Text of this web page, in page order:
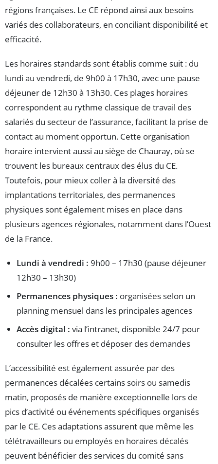
régions françaises. Le CE répond ainsi aux besoins
variés des collaborateurs, en conciliant disponibilité et
efficacité.
Les horaires standards sont établis comme suit : du
lundi au vendredi, de 9h00 à 17h30, avec une pause
déjeuner de 12h30 à 13h30. Ces plages horaires
correspondent au rythme classique de travail des
salariés du secteur de l’assurance, facilitant la prise de
contact au moment opportun. Cette organisation
horaire intervient aussi au siège de Chauray, où se
trouvent les bureaux centraux des élus du CE.
Toutefois, pour mieux coller à la diversité des
implantations territoriales, des permanences
physiques sont également mises en place dans
plusieurs agences régionales, notamment dans l’Ouest
de la France.
Lundi à vendredi : 9h00 – 17h30 (pause déjeuner
12h30 – 13h30)
Permanences physiques : organisées selon un
planning mensuel dans les principales agences
Accès digital : via l’intranet, disponible 24/7 pour
consulter les offres et déposer des demandes
L’accessibilité est également assurée par des
permanences décalées certains soirs ou samedis
matin, proposés de manière exceptionnelle lors de
pics d’activité ou événements spécifiques organisés
par le CE. Ces adaptations assurent que même les
télétravailleurs ou employés en horaires décalés
peuvent bénéficier des services du comité sans